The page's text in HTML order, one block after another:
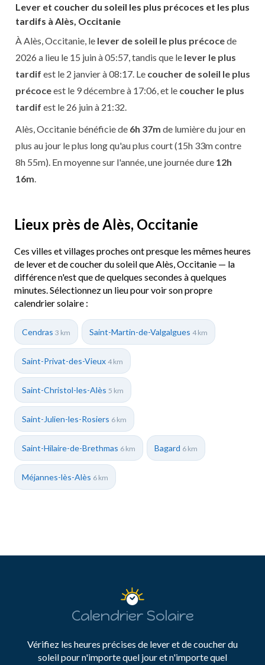
Lever et coucher du soleil les plus précoces et les plus
tardifs à Alès, Occitanie
À Alès, Occitanie, le lever de soleil le plus précocede
2026 a lieu le 15 juin à 05:57, tandis que le lever le plus
tardif est le 2 janvier à 08:17. Le coucher de soleil le plus
précoceest le 9 décembre à 17:06, et le coucher le plus
tardif est le 26 juin à 21:32.
Alès, Occitanie bénéficie de 6h 37m de lumière du jour en
plus au jour le plus long qu'au plus court (15h 33m contre
8h 55m). En moyenne sur l'année, une journée dure 12h
16m
Lieux près de Alès, Occitanie
Ces villes et villages proches ont presque les mêmes heures
de lever et de coucher du soleil que Alès, Occitanie — la
différence n'est que de quelques secondes à quelques
minutes. Sélectionnez un lieu pour voir son propre
calendrier solaire :
Cendras 3 km Saint-Martin-de-Valgalgues 4 km
Saint-Privat-des-Vieux 4 km
Saint-Christol-les-Alès 5 km
Saint-Julien-les-Rosiers 6 km
Saint-Hilaire-de-Brethmas 6 km Bagard 6 km
Méjannes-lès-Alès 6 km
Calendrier Solaire
Vérifiez les heures précises de lever et de coucher du
soleil pour n'importe quel jour et n'importe quel